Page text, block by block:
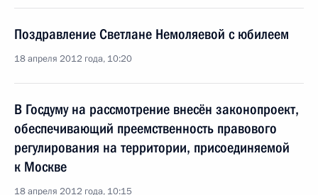
Поздравление Светлане Немоляевой с юбилеем
18 апреля 2012 года, 10:20
В Госдуму на рассмотрение внесён законопроект,
обеспечивающий преемственность правового
регулирования на территории, присоединяемой
к Москве
18 апреля 2012 года, 10:15